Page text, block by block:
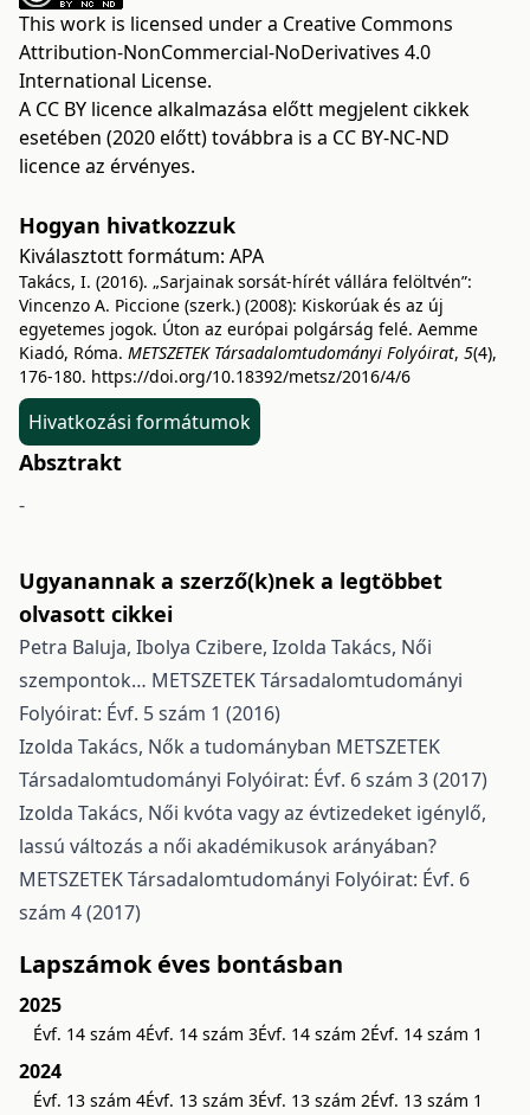
This work is licensed under a Creative Commons
Attribution-NonCommercial-NoDerivatives 4.0
International License.
A CC BY licence alkalmazása előtt megjelent cikkek
esetében (2020 előtt) továbbra is a CC BY-NC-ND
licence az érvényes.
Hogyan hivatkozzuk
Kiválasztott formátum: APA
Takács, I. (2016). „Sarjainak sorsát-hírét vállára felöltvén”:
Vincenzo A. Piccione (szerk.) (2008): Kiskorúak és az új
egyetemes jogok. Úton az európai polgárság felé. Aemme
Kiadó, Róma. METSZETEK Társadalomtudományi Folyóirat, 5(4),
176-180. https://doi.org/10.18392/metsz/2016/4/6
Hivatkozási formátumok
Absztrakt
-
Ugyanannak a szerző(k)nek a legtöbbet
olvasott cikkei
Petra Baluja, Ibolya Czibere, Izolda Takács, Női
szempontok… METSZETEK Társadalomtudományi
Folyóirat: Évf. 5 szám 1 (2016)
Izolda Takács, Nők a tudományban METSZETEK
Társadalomtudományi Folyóirat: Évf. 6 szám 3 (2017)
Izolda Takács, Női kvóta vagy az évtizedeket igénylő,
lassú változás a női akadémikusok arányában?
METSZETEK Társadalomtudományi Folyóirat: Évf. 6
szám 4 (2017)
Lapszámok éves bontásban
2025
Évf. 14 szám 4Évf. 14 szám 3Évf. 14 szám 2Évf. 14 szám 1
2024
Évf. 13 szám 4Évf. 13 szám 3Évf. 13 szám 2Évf. 13 szám 1